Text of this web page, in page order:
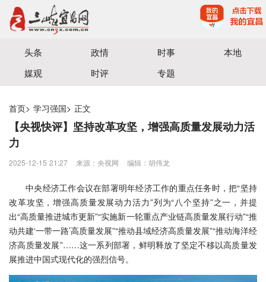
宜昌三峡融媒体中心主办
头条 政情 时事
本地
媒观
时评 专题
首页> 学习强国> 正文
【央视快评】坚持改革攻坚，增强高质量发展动力活
力
2025-12-15 21:27 来源：​央视网 编辑：胡伟龙
中央经济工作会议在部署明年经济工作的重点任务时，把“坚持
改革攻坚，增强高质量发展动力活力”列为“八个坚持”之一，并提
出“高质量推进城市更新”“实施新一轮重点产业链高质量发展行动”“推
动共建‘一带一路’高质量发展”“推动县域经济高质量发展”“推动海洋经
济高质量发展”……这一系列部署，鲜明释放了坚定不移以高质量发
展推进中国式现代化的强烈信号。